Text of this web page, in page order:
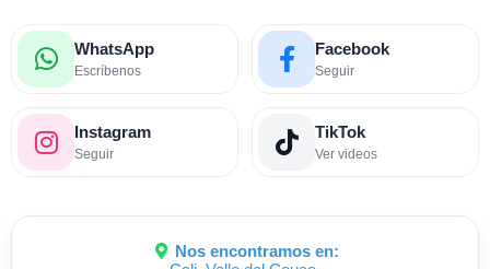
WhatsApp
Escríbenos
Facebook
Seguir
Instagram
Seguir
TikTok
Ver videos
Nos encontramos en: